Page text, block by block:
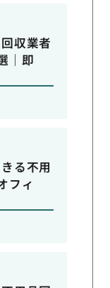
収業者
｜即
る不用
フィ